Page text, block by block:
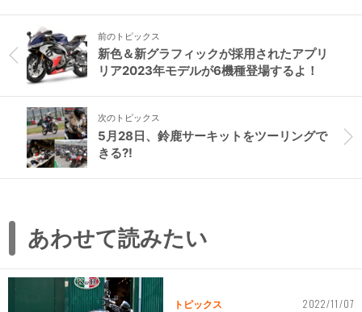
前のトピックス
新色＆新グラフィックが採用されたアプリ
リア2023年モデルが6機種登場するよ！
次のトピックス
5月28日、鈴鹿サーキットをツーリングで
きる?!
あわせて読みたい
トピックス 2022/11/07